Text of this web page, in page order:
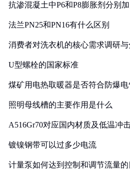
抗渗混凝土中P6和P8膨胀剂分别
法兰PN25和PN16有什么区别
消费者对洗衣机的核心需求调研
U型螺栓的国家标准
煤矿用电热取暖器是否符合防爆
照明母线槽的主要作用是什么
A516Gr70对应国内材质及低温冲
镀镍钢带可以过多少电流
计量泵如何达到控制和调节流量的